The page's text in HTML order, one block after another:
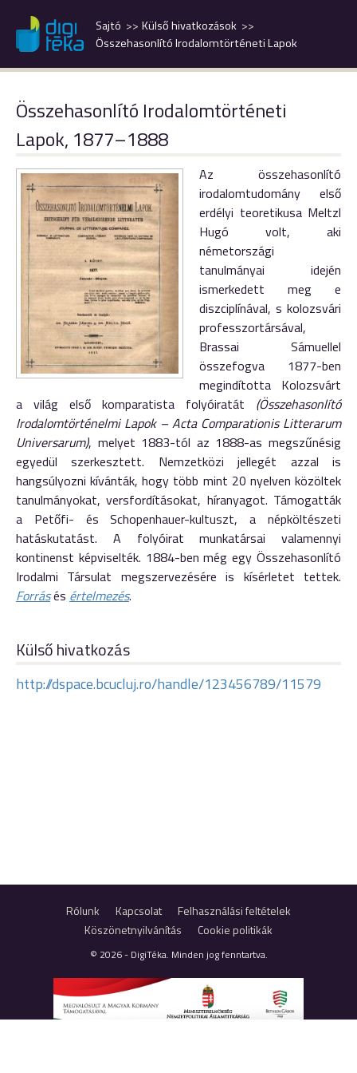
Összehasonlító Irodalomtörténeti Lapok
Külső hivatkozások
Sajtó
Összehasonlító Irodalomtörténeti
Lapok, 1877–1888
Az összehasonlító
irodalomtudomány első
erdélyi teoretikusa Meltzl
Hugó volt, aki
németországi
tanulmányai idején
ismerkedett meg e
diszciplínával, s kolozsvári
professzortársával,
Brassai Sámuellel
összefogva 1877-ben
megindította Kolozsvárt
a világ első komparatista folyóiratát (Összehasonlító
Irodalomtörténelmi Lapok – Acta Comparationis Litterarum
Universarum), melyet 1883-tól az 1888-as megszűnésig
egyedül szerkesztett. Nemzetközi jellegét azzal is
hangsúlyozni kívánták, hogy több mint 20 nyelven közöltek
tanulmányokat, versfordításokat, híranyagot. Támogatták
a Petőfi- és Schopenhauer-kultuszt, a népköltészeti
hatáskutatást. A folyóirat munkatársai valamennyi
kontinenst képviselték. 1884-ben még egy Összehasonlító
Irodalmi Társulat megszervezésére is kísérletet tettek.
Forrásés értelmezés.
Külső hivatkozás
http://dspace.bcucluj.ro/handle/123456789/11579
Rólunk Kapcsolat
Felhasználási feltételek
Köszönetnyilvánítás
Cookie politikák
© 2026 - DigiTéka. Minden jog fenntartva.